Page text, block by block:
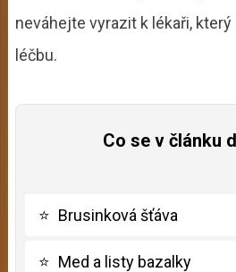
neváhejte vyrazit k lékaři,
léčbu.
Co se v článku
⭐ Brusinková šťáva
⭐ Med a listy bazalky